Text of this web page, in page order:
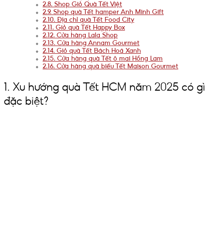
2.8. Shop Giỏ Quà Tết Việt
2.9. Shop quà Tết hamper Anh Minh Gift
2.10. Địa chỉ quà Tết Food City
2.11. Giỏ quà Tết Happy Box
2.12. Cửa hàng Lala Shop
2.13. Cửa hàng Annam Gourmet
2.14. Giỏ quà Tết Bách Hoá Xanh
2.15. Cửa hàng quà Tết ô mai Hồng Lam
2.16. Cửa hàng quà biếu Tết Maison Gourmet
1. Xu hướng quà Tết HCM năm 2025 có gì
đặc biệt?